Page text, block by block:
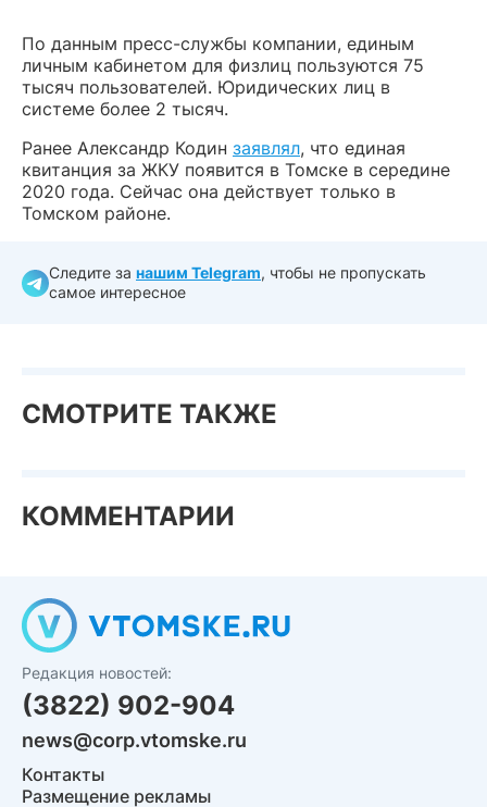
По данным пресс-службы компании, единым
личным кабинетом для физлиц пользуются 75
тысяч пользователей. Юридических лиц в
системе более 2 тысяч.
Ранее Александр Кодин заявлял, что единая
квитанция за ЖКУ появится в Томске в середине
2020 года. Сейчас она действует только в
Томском районе.
Следите за нашим Telegram, чтобы не пропускать
самое интересное
СМОТРИТЕ ТАКЖЕ
КОММЕНТАРИИ
Редакция новостей:
(3822) 902-904
news@corp.vtomske.ru
Контакты
Размещение рекламы